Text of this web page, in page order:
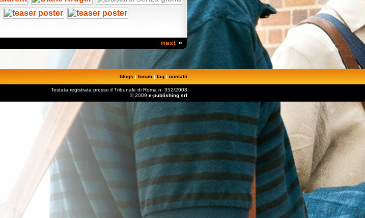
next »
blogs | forum | faq | contatti
Testata registrata presso il Tribunale di Roma n. 352/2008
© 2009 e-publishing srl